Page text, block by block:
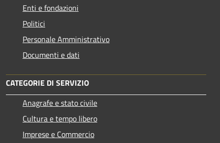
Enti e fondazioni
Politici
Personale Amministrativo
Documenti e dati
CATEGORIE DI SERVIZIO
Anagrafe e stato civile
Cultura e tempo libero
Imprese e Commercio